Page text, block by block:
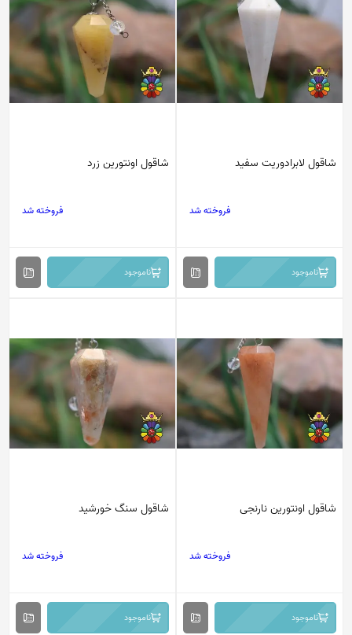
شاقول لابرادوریت سفید
فروخته شد
ناموجود
شاقول اونتورین زرد
فروخته شد
ناموجود
شاقول اونتورین نارنجی
فروخته شد
ناموجود
شاقول سنگ خورشید
فروخته شد
ناموجود